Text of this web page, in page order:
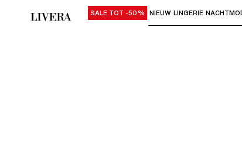
Gebruik "Pijl omlaag" of "Enter"
SALE TOT -50% NIEUW LINGERIE